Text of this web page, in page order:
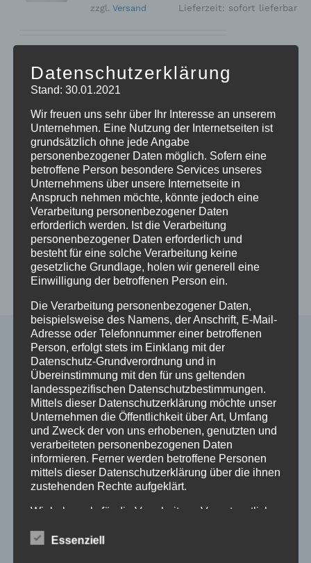
zzgl.Versand Lieferzeit: sofort lieferbar
und Stabilisierung der Darmflora.
Kann die Säureregulierung im Magen-
Darmtrakt positiv beeinflussen und in
Stresssituationen wie Turnier,
Stallwechsel, Wurmkurgabe oder
Futterwechsel entgegenwirken. Auch
bei Kotwasser und Durchfall geeignet.
- ADMR konform -
Ergänzungsfuttermittel für Pferde1
kg DosePreis/kg: 45,77 €
In den
Warenkorb
Details
Alle Shop Infos
Mein Konto
Zahlungsarten
Versand & Lieferung
Widerruf
Widerruf erklären
AGB
Impressum
Datenschutzerklärung
Stand: 30.01.2021
Wir freuen uns sehr über Ihr Interesse an unserem
Unternehmen. Eine Nutzung der Internetseiten ist
grundsätzlich ohne jede Angabe
personenbezogener Daten möglich. Sofern eine
betroffene Person besondere Services unseres
Unternehmens über unsere Internetseite in
Anspruch nehmen möchte, könnte jedoch eine
Verarbeitung personenbezogener Daten
erforderlich werden. Ist die Verarbeitung
personenbezogener Daten erforderlich und
besteht für eine solche Verarbeitung keine
gesetzliche Grundlage, holen wir generell eine
Einwilligung der betroffenen Person ein.
Die Verarbeitung personenbezogener Daten,
beispielsweise des Namens, der Anschrift, E-Mail-
Adresse oder Telefonnummer einer betroffenen
Person, erfolgt stets im Einklang mit der
Datenschutz-Grundverordnung und in
Übereinstimmung mit den für uns geltenden
landesspezifischen Datenschutzbestimmungen.
Mittels dieser Datenschutzerklärung möchte unser
Unternehmen die Öffentlichkeit über Art, Umfang
und Zweck der von uns erhobenen, genutzten und
verarbeiteten personenbezogenen Daten
informieren. Ferner werden betroffene Personen
mittels dieser Datenschutzerklärung über die ihnen
zustehenden Rechte aufgeklärt.
Wir haben als für die Verarbeitung Verantwortlicher
Maßnahmen umgesetzt, um einen möglichst
Essenziell